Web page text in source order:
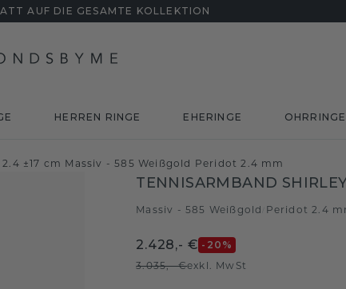
AUF DIE GESAMTE KOLLEKTION
HERREN RINGE EHERINGE OHRRINGE
±17 cm Massiv - 585 Weißgold Peridot 2.4 mm
TENNISARMBAND
Massiv - 585 Weißgold Peridot 2.4
2.428,- € -20 %
3.035,- €exkl. MwSt